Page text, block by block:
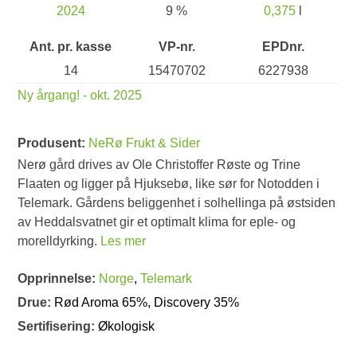
2024
9 %
0,375
Ant. pr. kasse
14
VP-nr.
15470702
EPDnr.
6227938
Ny årgang! - okt. 2025
Produsent: NeRø Frukt & Sider
Nerø gård drives av Ole Christoffer Røste og Trine
Flaaten og ligger på Hjuksebø, like sør for Notodden i
Telemark. Gårdens beliggenhet i solhellinga på østsiden
av Heddalsvatnet gir et optimalt klima for eple- og
morelldyrking. Les mer
Opprinnelse: Norge,Telemark
Drue: Rød Aroma 65%, Discovery 35%
Sertifisering:Økologisk